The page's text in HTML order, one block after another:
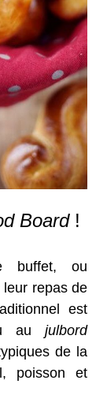
Board!
buffet, ou
leur repas de
est
au julbord
de la
poisson et